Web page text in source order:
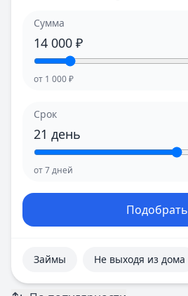
Сумма
14 000 ₽
от 1 000₽
Срок
21 день
от7дней
Подобрать
Займы Не выходя из дома